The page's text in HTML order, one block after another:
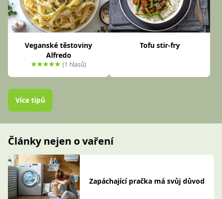
Veganské těstoviny
Alfredo
(1 hlasů)
Tofu stir-fry
Více tipů
Články nejen o vaření
Zapáchající pračka má svůj důvod